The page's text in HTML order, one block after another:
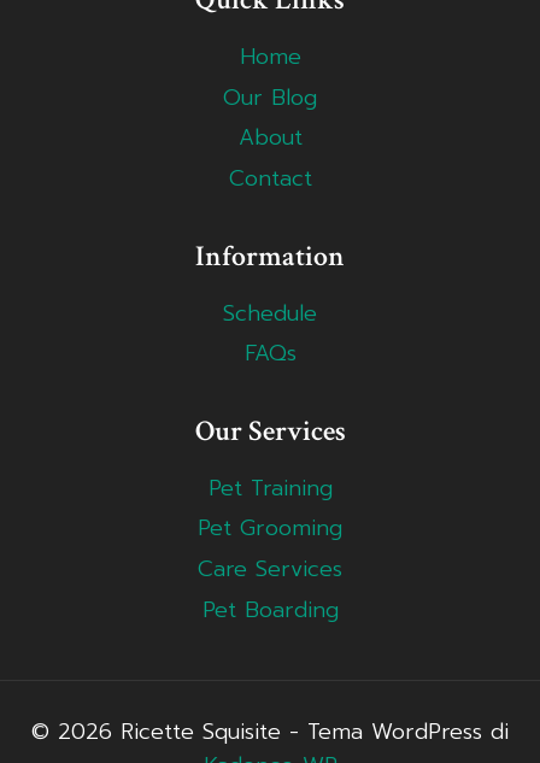
Home
Our Blog
About
Contact
Information
Schedule
FAQs
Our Services
Pet Training
Pet Grooming
Care Services
Pet Boarding
© 2026 Ricette Squisite - Tema WordPress di